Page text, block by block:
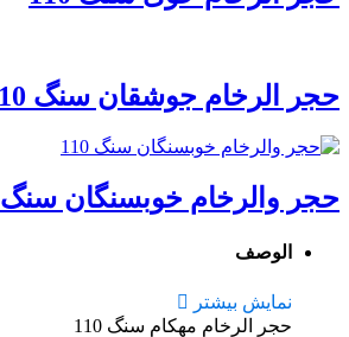
حجر الرخام جوشقان سنگ 110
حجر والرخام خوبسنگان سنگ 110
الوصف
نمایش بیشتر
حجر الرخام مهکام سنگ 110